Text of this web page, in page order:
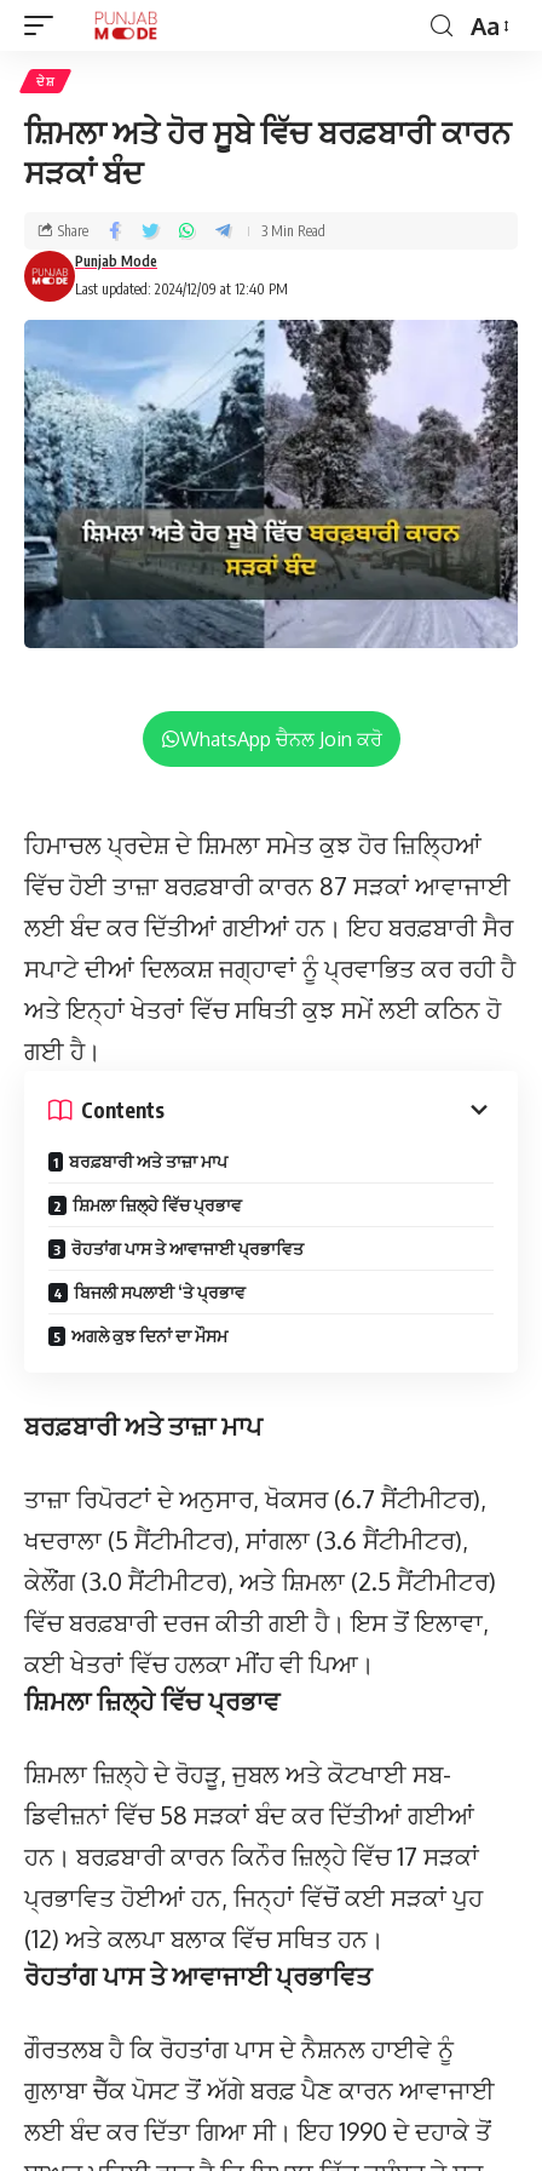
Aa
ਦੇਸ਼
ਸ਼ਿਮਲਾ ਅਤੇ ਹੋਰ ਸੂਬੇ ਵਿੱਚ ਬਰਫ਼ਬਾਰੀ ਕਾਰਨ
ਸੜਕਾਂ ਬੰਦ
Last updated: 2024/12/09 at 12:40 PM
Punjab Mode
Share 3 Min Read
WhatsApp ਚੈਨਲ Join ਕਰੋ
ਹਿਮਾਚਲ ਪ੍ਰਦੇਸ਼ ਦੇ ਸ਼ਿਮਲਾ ਸਮੇਤ ਕੁਝ ਹੋਰ ਜ਼ਿਲ੍ਹਿਆਂ
ਵਿੱਚ ਹੋਈ ਤਾਜ਼ਾ ਬਰਫ਼ਬਾਰੀ ਕਾਰਨ 87 ਸੜਕਾਂ ਆਵਾਜਾਈ
ਲਈ ਬੰਦ ਕਰ ਦਿੱਤੀਆਂ ਗਈਆਂ ਹਨ। ਇਹ ਬਰਫ਼ਬਾਰੀ ਸੈਰ
ਸਪਾਟੇ ਦੀਆਂ ਦਿਲਕਸ਼ ਜਗ੍ਹਾਵਾਂ ਨੂੰ ਪ੍ਰਵਾਭਿਤ ਕਰ ਰਹੀ ਹੈ
ਅਤੇ ਇਨ੍ਹਾਂ ਖੇਤਰਾਂ ਵਿੱਚ ਸਥਿਤੀ ਕੁਝ ਸਮੇਂ ਲਈ ਕਠਿਨ ਹੋ
ਗਈ ਹੈ।
Contents
ਬਰਫ਼ਬਾਰੀ ਅਤੇ ਤਾਜ਼ਾ ਮਾਪ
ਸ਼ਿਮਲਾ ਜ਼ਿਲ੍ਹੇ ਵਿੱਚ ਪ੍ਰਭਾਵ
ਰੋਹਤਾਂਗ ਪਾਸ ਤੇ ਆਵਾਜਾਈ ਪ੍ਰਭਾਵਿਤ
ਬਿਜਲੀ ਸਪਲਾਈ ‘ਤੇ ਪ੍ਰਭਾਵ
ਅਗਲੇ ਕੁਝ ਦਿਨਾਂ ਦਾ ਮੌਸਮ
ਬਰਫ਼ਬਾਰੀ ਅਤੇ ਤਾਜ਼ਾ ਮਾਪ
ਤਾਜ਼ਾ ਰਿਪੋਰਟਾਂ ਦੇ ਅਨੁਸਾਰ, ਖੋਕਸਰ (6.7 ਸੈਂਟੀਮੀਟਰ),
ਖਦਰਾਲਾ (5 ਸੈਂਟੀਮੀਟਰ), ਸਾਂਗਲਾ (3.6 ਸੈਂਟੀਮੀਟਰ),
ਕੇਲੌਂਗ (3.0 ਸੈਂਟੀਮੀਟਰ), ਅਤੇ ਸ਼ਿਮਲਾ (2.5 ਸੈਂਟੀਮੀਟਰ)
ਵਿੱਚ ਬਰਫ਼ਬਾਰੀ ਦਰਜ ਕੀਤੀ ਗਈ ਹੈ। ਇਸ ਤੋਂ ਇਲਾਵਾ,
ਕਈ ਖੇਤਰਾਂ ਵਿੱਚ ਹਲਕਾ ਮੀਂਹ ਵੀ ਪਿਆ।
ਸ਼ਿਮਲਾ ਜ਼ਿਲ੍ਹੇ ਵਿੱਚ ਪ੍ਰਭਾਵ
ਸ਼ਿਮਲਾ ਜ਼ਿਲ੍ਹੇ ਦੇ ਰੋਹੜੂ, ਜੁਬਲ ਅਤੇ ਕੋਟਖਾਈ ਸਬ-
ਡਿਵੀਜ਼ਨਾਂ ਵਿੱਚ 58 ਸੜਕਾਂ ਬੰਦ ਕਰ ਦਿੱਤੀਆਂ ਗਈਆਂ
ਹਨ। ਬਰਫ਼ਬਾਰੀ ਕਾਰਨ ਕਿਨੌਰ ਜ਼ਿਲ੍ਹੇ ਵਿੱਚ 17 ਸੜਕਾਂ
ਪ੍ਰਭਾਵਿਤ ਹੋਈਆਂ ਹਨ, ਜਿਨ੍ਹਾਂ ਵਿੱਚੋਂ ਕਈ ਸੜਕਾਂ ਪੁਹ
(12) ਅਤੇ ਕਲਪਾ ਬਲਾਕ ਵਿੱਚ ਸਥਿਤ ਹਨ।
ਰੋਹਤਾਂਗ ਪਾਸ ਤੇ ਆਵਾਜਾਈ ਪ੍ਰਭਾਵਿਤ
ਗੌਰਤਲਬ ਹੈ ਕਿ ਰੋਹਤਾਂਗ ਪਾਸ ਦੇ ਨੈਸ਼ਨਲ ਹਾਈਵੇ ਨੂੰ
ਗੁਲਾਬਾ ਚੈੱਕ ਪੋਸਟ ਤੋਂ ਅੱਗੇ ਬਰਫ਼ ਪੈਣ ਕਾਰਨ ਆਵਾਜਾਈ
ਲਈ ਬੰਦ ਕਰ ਦਿੱਤਾ ਗਿਆ ਸੀ। ਇਹ 1990 ਦੇ ਦਹਾਕੇ ਤੋਂ